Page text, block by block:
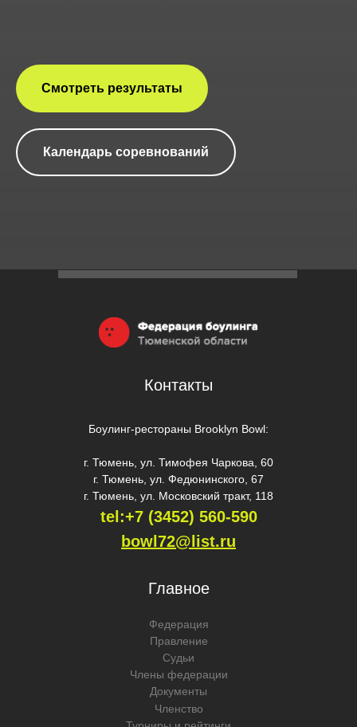
Смотреть результаты
Календарь соревнований
Контакты
Боулинг-рестораны Brooklyn Bowl:
г. Тюмень, ул. Тимофея Чаркова, 60
г. Тюмень, ул. Федюнинского, 67
г. Тюмень, ул. Московский тракт, 118
tel:+7 (3452) 560-590
bowl72@list.ru
Главное
Федерация
Правление
Судьи
Члены федерации
Документы
Членство